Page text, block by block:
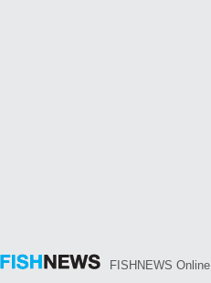
FISHNEWS Online